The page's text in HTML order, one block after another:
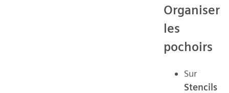
Organiser
les
pochoirs
Sur
Stencils